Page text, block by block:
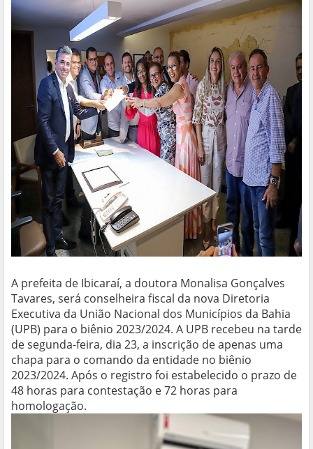
A prefeita de Ibicaraí, a doutora Monalisa Gonçalves
Tavares, será conselheira fiscal da nova Diretoria
Executiva da União Nacional dos Municípios da Bahia
(UPB) para o biênio 2023/2024. A UPB recebeu na tarde
de segunda-feira, dia 23, a inscrição de apenas uma
chapa para o comando da entidade no biênio
2023/2024. Após o registro foi estabelecido o prazo de
48 horas para contestação e 72 horas para
homologação.